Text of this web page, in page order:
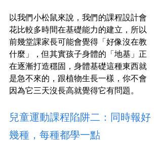
以我們小松鼠來說，我們的課程設計會
花比較多時間在基礎能力的建立，所以
前幾堂課家長可能會覺得「好像沒在教
什麼」，但其實孩子身體的「地基」正
在逐漸打造穩固，身體基礎這種東西就
是急不來的，跟植物生長一樣，你不會
因為它三天沒長高就覺得它有問題。
兒童運動課程陷阱二：同時報好
幾種，每種都學一點